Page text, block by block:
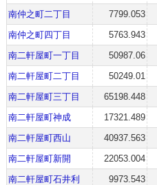
南仲之町二丁目
7799.053
南仲之町四丁目
5763.943
南二軒屋町一丁目
50987.06
南二軒屋町二丁目
50249.01
南二軒屋町三丁目
65198.448
南二軒屋町神成
17321.489
南二軒屋町西山
40937.563
南二軒屋町新開
22053.004
南二軒屋町石井利
9973.543